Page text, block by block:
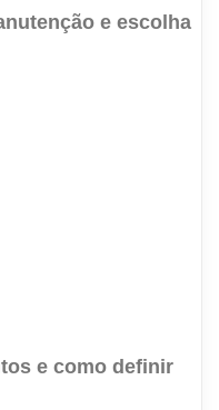
e escolha
e como definir